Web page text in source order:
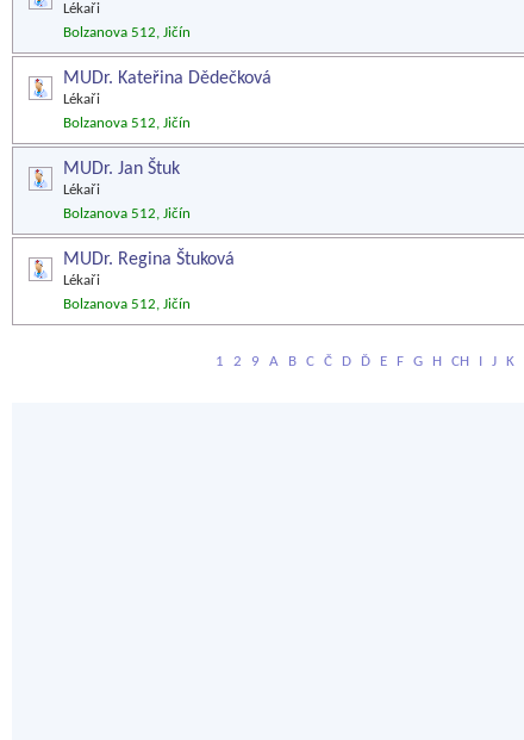
Lékaři
Bolzanova 512, Jičín
MUDr. Kateřina Dědečková
Lékaři
Bolzanova 512, Jičín
MUDr. Jan Štuk
Lékaři
Bolzanova 512, Jičín
MUDr. Regina Štuková
Lékaři
Bolzanova 512, Jičín
1 2 9 A B C Č D Ď E F G H CH I J K